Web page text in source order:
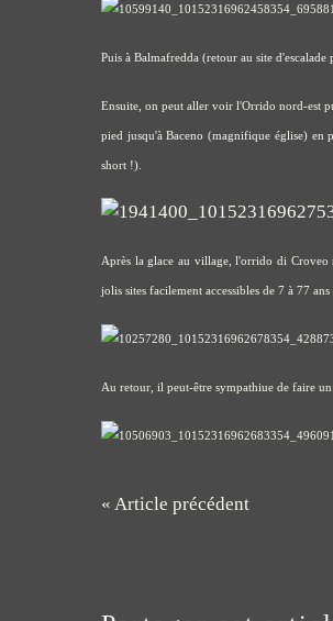
Puis à Balmafredda (retour au site
Ensuite, on peut aller voir l'Orrido nord-est
pied jusqu'à Baceno (magnifique église) en
short !).
Après la glace au village, l'orrido di Croveo
jolis sites facilement accessibles de 7 à 77
Au retour, il peut-être sympathiue de faire
« Article précédent